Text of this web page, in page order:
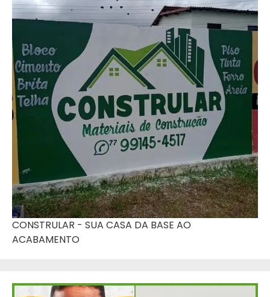
CONSTRULAR - SUA CASA DA BASE AO
ACABAMENTO